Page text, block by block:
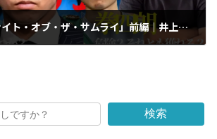
12.27サウジ「ナイト・オブ・ザ・サムライ」前編｜井上尚弥・中谷潤人・寺地拳四朗の試合展望
検索